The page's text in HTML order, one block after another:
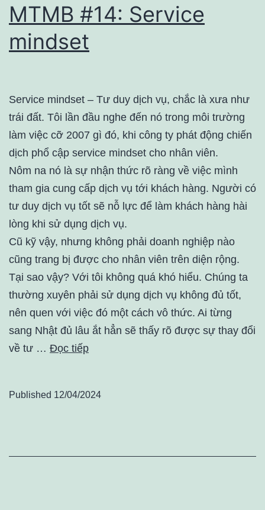
MTMB #14: Service
mindset
Service mindset – Tư duy dịch vụ, chắc là xưa như
trái đất. Tôi lần đầu nghe đến nó trong môi trường
làm việc cỡ 2007 gì đó, khi công ty phát động chiến
dịch phổ cập service mindset cho nhân viên.
Nôm na nó là sự nhận thức rõ ràng về việc mình
tham gia cung cấp dịch vụ tới khách hàng. Người có
tư duy dịch vụ tốt sẽ nỗ lực để làm khách hàng hài
lòng khi sử dụng dịch vụ.
Cũ kỹ vậy, nhưng không phải doanh nghiệp nào
cũng trang bị được cho nhân viên trên diện rộng.
Tại sao vậy? Với tôi không quá khó hiểu. Chúng ta
thường xuyên phải sử dụng dịch vụ không đủ tốt,
nên quen với việc đó một cách vô thức. Ai từng
sang Nhật đủ lâu ắt hẳn sẽ thấy rõ được sự thay đổi
về tư … Đọc tiếp
Published 12/04/2024